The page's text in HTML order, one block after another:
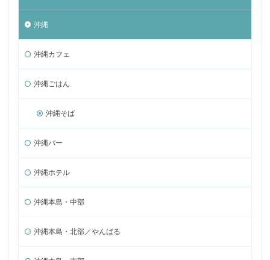
沖縄
沖縄カフェ
沖縄ごはん
沖縄そば
沖縄バー
沖縄ホテル
沖縄本島・中部
沖縄本島・北部／やんばる